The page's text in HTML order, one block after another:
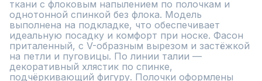
ткани с флоковым напылением по полочкам и
однотонной спинкой без флока. Модель
выполнена на подкладке, что обеспечивает
идеальную посадку и комфорт при носке. Фасон
приталенный, с V-образным вырезом и застёжкой
на петли и пуговицы. По линии талии —
декоративный хлястик по спинке,
подчёркивающий фигуру. Полочки оформлены